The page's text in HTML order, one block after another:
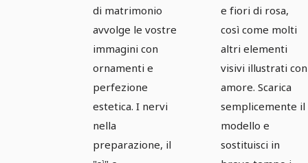
di matrimonio
avvolge le vostre
immagini con
ornamenti e
perfezione
estetica. I nervi
nella
preparazione, il
e fiori di rosa,
così come molti
altri elementi
visivi illustrati con
amore. Scarica
semplicemente il
modello e
sostituisci in